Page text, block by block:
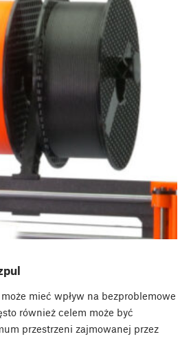
mieć wpływ na bezproblemowe
również celem może być
przestrzeni zajmowanej przez